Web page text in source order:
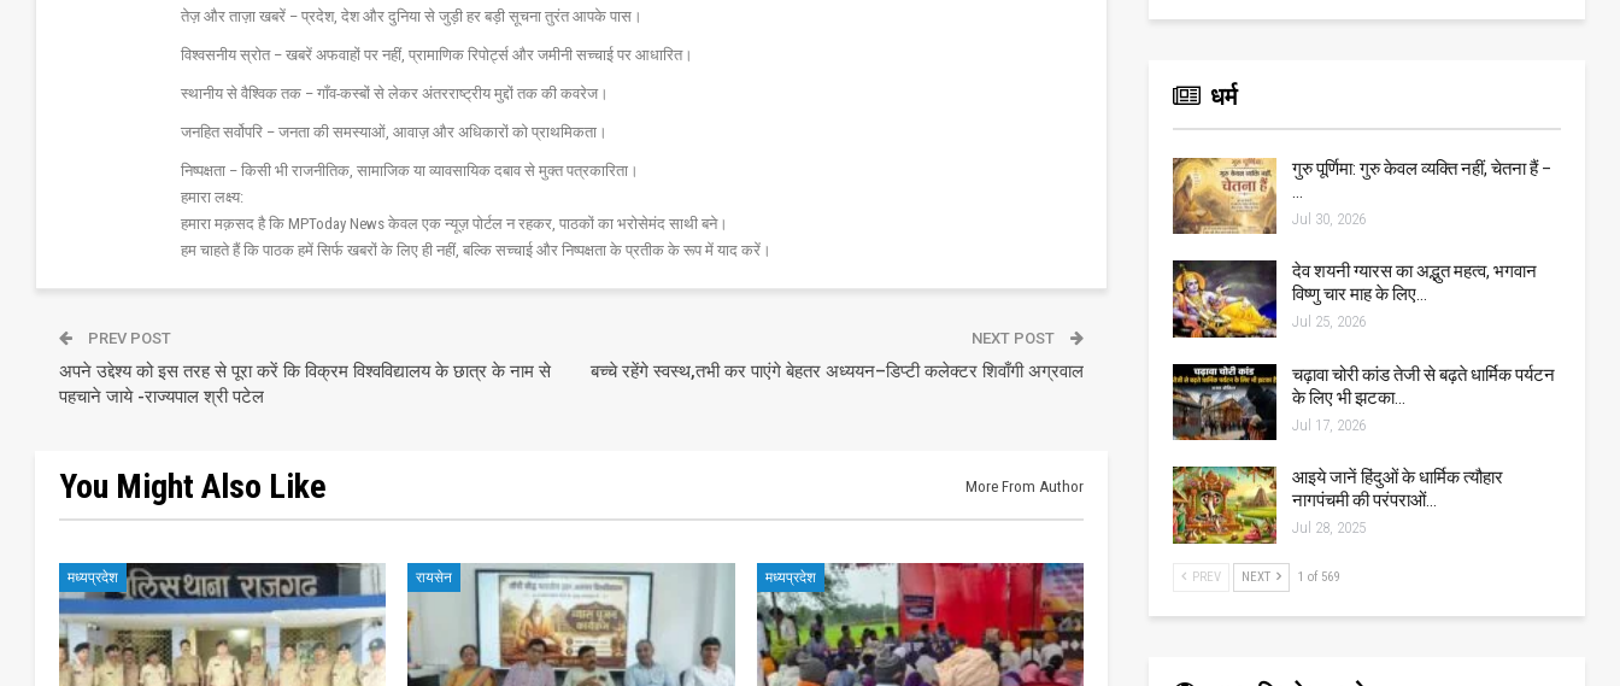
तेज़ और ताज़ा खबरें – प्रदेश, देश और दुनिया से जुड़ी हर बड़ी सूचना तुरंत आपके पास।
विश्वसनीय स्रोत – खबरें अफवाहों पर नहीं, प्रामाणिक रिपोर्ट्स और जमीनी सच्चाई पर आधारित।
स्थानीय से वैश्विक तक – गाँव-कस्बों से लेकर अंतरराष्ट्रीय मुद्दों तक की कवरेज।
जनहित सर्वोपरि – जनता की समस्याओं, आवाज़ और अधिकारों को प्राथमिकता।
निष्पक्षता – किसी भी राजनीतिक, सामाजिक या व्यावसायिक दबाव से मुक्त पत्रकारिता।
हमारा लक्ष्य:
हमारा मक़सद है कि MPToday News केवल एक न्यूज़ पोर्टल न रहकर, पाठकों का भरोसेमंद साथी बने।
हम चाहते हैं कि पाठक हमें सिर्फ खबरों के लिए ही नहीं, बल्कि सच्चाई और निष्पक्षता के प्रतीक के रूप में याद करें।
PREV POST
अपने उद्देश्य को इस तरह से पूरा करें कि विक्रम विश्वविद्यालय के छात्र के नाम से
पहचाने जाये -राज्यपाल श्री पटेल
NEXT POST
बच्चे रहेंगे स्वस्थ,तभी कर पाएंगे बेहतर अध्ययन–डिप्टी कलेक्टर शिवाँगी अग्रवाल
You Might Also Like More From Author
मध्यप्रदेश रायसेन मध्यप्रदेश
धर्म
गुरु पूर्णिमा: गुरु केवल व्यक्ति नहीं, चेतना हैं –
Jul 30, 2026
देव शयनी ग्यारस का अद्भुत महत्व, भगवान
विष्णु चार माह के लिए…
Jul 25, 2026
चढ़ावा चोरी कांड तेजी से बढ़ते धार्मिक पर्यटन
के लिए भी झटका…
Jul 17, 2026
आइये जानें हिंदुओं के धार्मिक त्यौहार
नागपंचमी की परंपराओं…
Jul 28, 2025
PREV NEXT 1 of 569